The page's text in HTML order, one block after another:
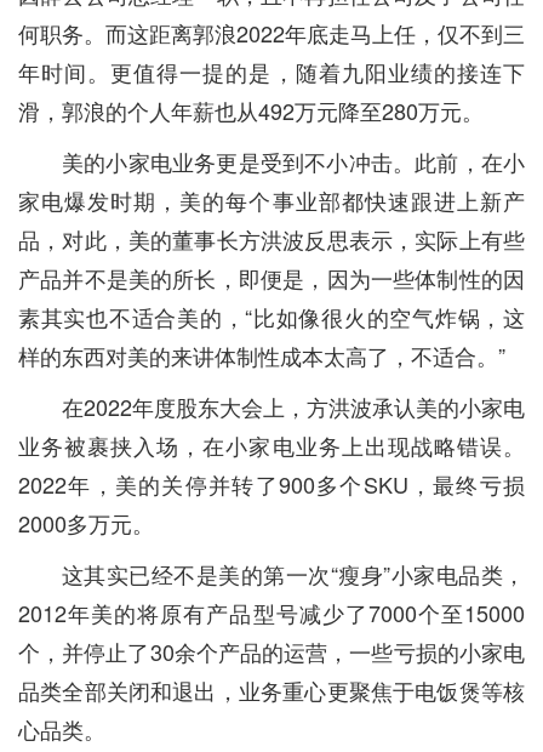
何职务。而这距离郭浪2022年底走马上任，仅不到三
年时间。更值得一提的是，随着九阳业绩的接连下
滑，郭浪的个人年薪也从492万元降至280万元。
美的小家电业务更是受到不小冲击。此前，在小
家电爆发时期，美的每个事业部都快速跟进上新产
品，对此，美的董事长方洪波反思表示，实际上有些
产品并不是美的所长，即便是，因为一些体制性的因
素其实也不适合美的，“比如像很火的空气炸锅，这
样的东西对美的来讲体制性成本太高了，不适合。”
在2022年度股东大会上，方洪波承认美的小家电
业务被裹挟入场，在小家电业务上出现战略错误。
2022年，美的关停并转了900多个SKU，最终亏损
2000多万元。
这其实已经不是美的第一次“瘦身”小家电品类，
2012年美的将原有产品型号减少了7000个至15000
个，并停止了30余个产品的运营，一些亏损的小家电
品类全部关闭和退出，业务重心更聚焦于电饭煲等核
心品类。